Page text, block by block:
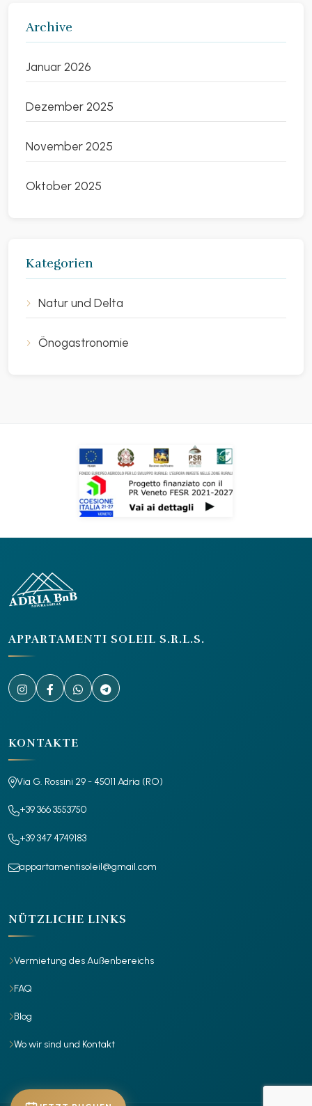
Archive
Januar 2026
Dezember 2025
November 2025
Oktober 2025
Kategorien
Natur und Delta
Önogastronomie
APPARTAMENTI SOLEIL S.R.L.S.
KONTAKTE
Via G. Rossini 29 - 45011 Adria (RO)
+39 366 3553750
+39 347 4749183
appartamentisoleil@gmail.com
NÜTZLICHE LINKS
Vermietung des Außenbereichs
FAQ
Blog
Wo wir sind und Kontakt